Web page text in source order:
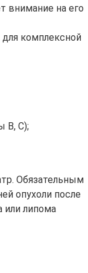
внимание на его
комплексной
В, С);
Обязательным
опухоли после
или липома